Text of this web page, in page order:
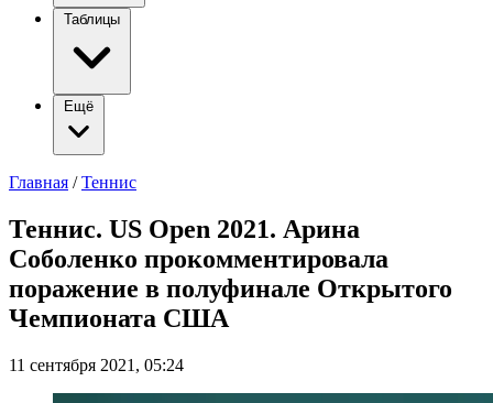
Таблицы
Ещё
Главная / Теннис
Теннис. US Open 2021. Арина
Соболенко прокомментировала
поражение в полуфинале Открытого
Чемпионата США
11 сентября 2021, 05:24